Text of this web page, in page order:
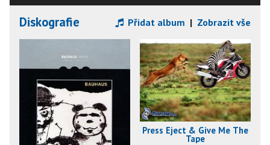
Diskografie Přidat album | Zobrazit vše
Press Eject & Give Me The
Tape